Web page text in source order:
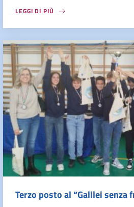
LEGGI DI PIÙ
Terzo posto al “Galilei senza